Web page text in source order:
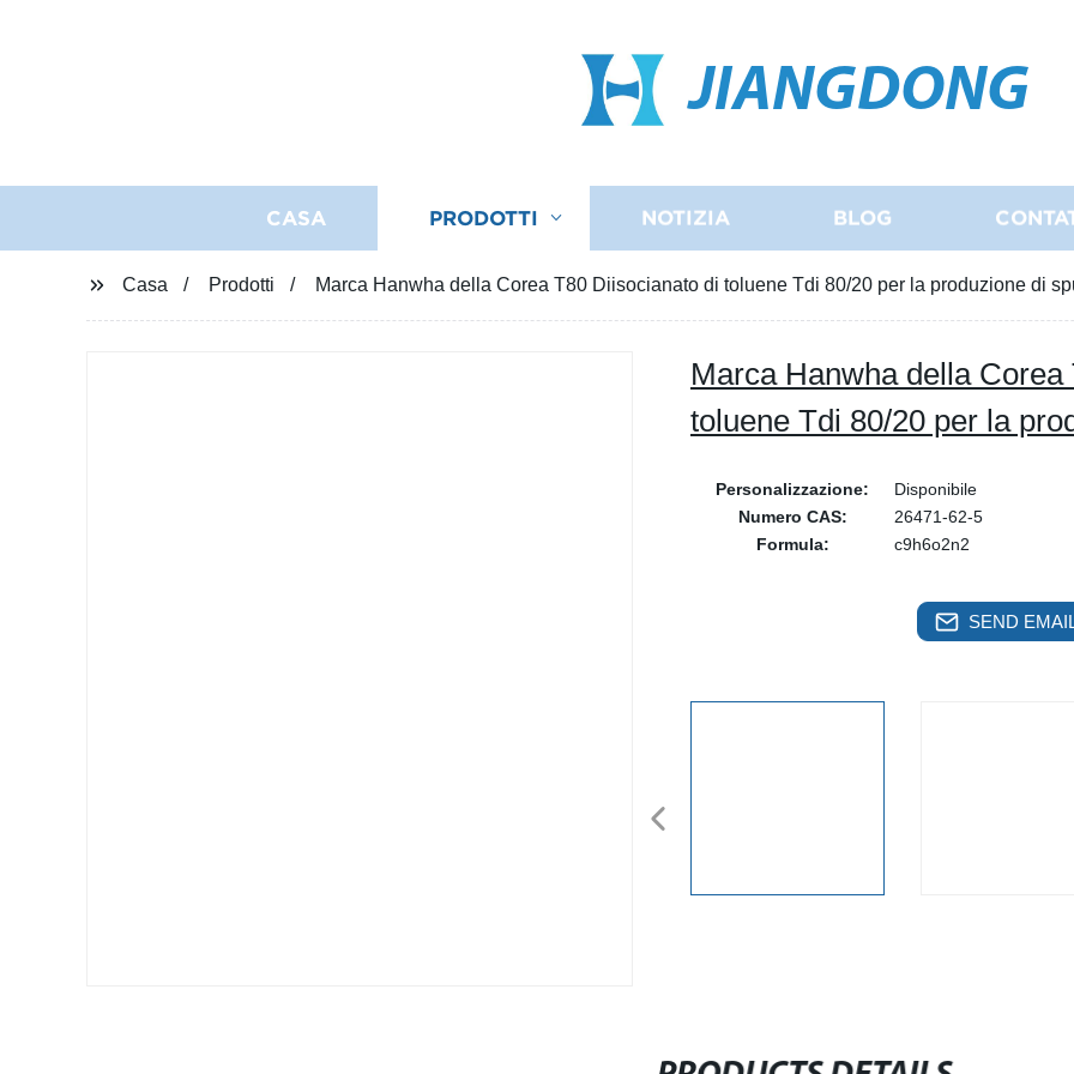
JIANGDONG
CASA PRODOTTI NOTIZIA BLOG
Casa Prodotti Marca Hanwha della Corea T80 Diisocianato di toluene Tdi 80/20 per la produzione di
Marca Hanwha della
toluene Tdi 80/20 per la
Personalizzazione:
Disponibile
Numero CAS:
26471-62-5
Formula:
c9h6o2n2
SEND